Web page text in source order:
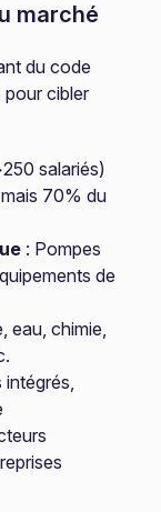
marché
du code
pour cibler
salariés)
70% du
: Pompes
de
eau, chimie,
intégrés,